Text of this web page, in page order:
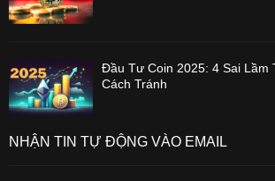
Đầu Tư Coin 2025: 4 Sai Lầm
Cách Tránh
NHẬN TIN TỰ ĐỘNG VÀO EMAIL